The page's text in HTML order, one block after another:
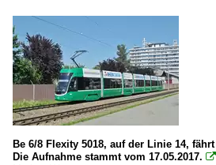
Be 6/8 Flexity 5018, auf der Linie 14,
Die Aufnahme stammt vom 17.05.2017. 